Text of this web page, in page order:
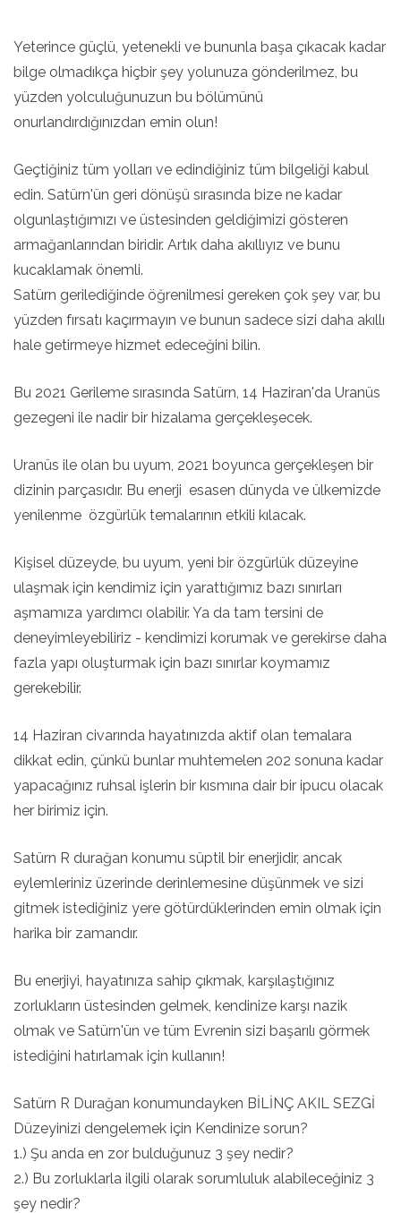
Yeterince güçlü, yetenekli ve bununla başa çıkacak kadar
bilge olmadıkça hiçbir şey yolunuza gönderilmez, bu
yüzden yolculuğunuzun bu bölümünü
onurlandırdığınızdan emin olun!
Geçtiğiniz tüm yolları ve edindiğiniz tüm bilgeliği kabul
edin. Satürn'ün geri dönüşü sırasında bize ne kadar
olgunlaştığımızı ve üstesinden geldiğimizi gösteren
armağanlarından biridir. Artık daha akıllıyız ve bunu
kucaklamak önemli.
Satürn gerilediğinde öğrenilmesi gereken çok şey var, bu
yüzden fırsatı kaçırmayın ve bunun sadece sizi daha akıllı
hale getirmeye hizmet edeceğini bilin.
Bu 2021 Gerileme sırasında Satürn, 14 Haziran'da Uranüs
gezegeni ile nadir bir hizalama gerçekleşecek.
Uranüs ile olan bu uyum, 2021 boyunca gerçekleşen bir
dizinin parçasıdır. Bu enerji esasen dünyda ve ülkemizde
yenilenme özgürlük temalarının etkili kılacak.
Kişisel düzeyde, bu uyum, yeni bir özgürlük düzeyine
ulaşmak için kendimiz için yarattığımız bazı sınırları
aşmamıza yardımcı olabilir. Ya da tam tersini de
deneyimleyebiliriz - kendimizi korumak ve gerekirse daha
fazla yapı oluşturmak için bazı sınırlar koymamız
gerekebilir.
14 Haziran civarında hayatınızda aktif olan temalara
dikkat edin, çünkü bunlar muhtemelen 202 sonuna kadar
yapacağınız ruhsal işlerin bir kısmına dair bir ipucu olacak
her birimiz için.
Satürn R durağan konumu süptil bir enerjidir, ancak
eylemleriniz üzerinde derinlemesine düşünmek ve sizi
gitmek istediğiniz yere götürdüklerinden emin olmak için
harika bir zamandır.
Bu enerjiyi, hayatınıza sahip çıkmak, karşılaştığınız
zorlukların üstesinden gelmek, kendinize karşı nazik
olmak ve Satürn'ün ve tüm Evrenin sizi başarılı görmek
istediğini hatırlamak için kullanın!
Satürn R Durağan konumundayken BİLİNÇ AKIL SEZGİ
Düzeyinizi dengelemek için Kendinize sorun?
1.) Şu anda en zor bulduğunuz 3 şey nedir?
2.) Bu zorluklarla ilgili olarak sorumluluk alabileceğiniz 3
şey nedir?